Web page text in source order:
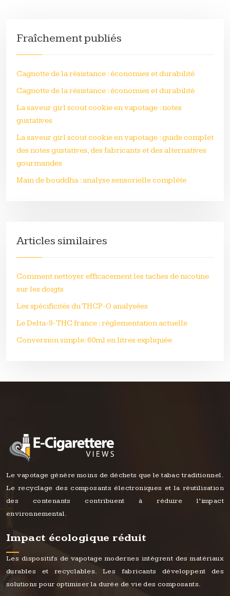
Fraîchement publiés
Cagnotte de la résistance : économies et durabilité
Cagnotte de la résistance : économies et durabilité
La saveur girl scout cookie en vapotage : notes
gustatives
La saveur girl scout cookie en vapotage : guide complet
des notes gustatives, des fabricants et des alternatives
gourmandes
Main de bouddha : analyse sensorielle complète
Articles similaires
Comment nettoyer efficacement les taches de nicotine
sur les doigts
Les spécificités du THCP-O analysées
Le Delta-9-THC france : réglementation actuelle
Conversion simple: 60ml en litres expliquée
Le vapotage génère moins de déchets que le tabac traditionnel.
Le recyclage des composants électroniques et la réutilisation
des contenants contribuent à réduire l’impact
environnemental.
Impact écologique réduit
Les dispositifs de vapotage modernes intègrent des matériaux
durables et recyclables. Les fabricants développent des
solutions pour optimiser la durée de vie des composants.